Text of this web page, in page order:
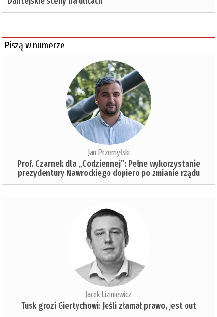
Piszą w numerze
Jan Przemyłski
Prof. Czarnek dla „Codziennej”: Pełne wykorzystanie
prezydentury Nawrockiego dopiero po zmianie rządu
Jacek Liziniewicz
Tusk grozi Giertychowi: Jeśli złamał prawo, jest out